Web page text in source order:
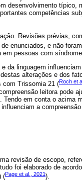
desenvolvimento típico,
competências
Revisões prévias,
enunciados, e não
pessoas com
da linguagem
alterações e dos
com Trissomia 21 (Roch et
leitora pode
em conta o acima
a
revisão de escopo,
foi elaborado de
(Page et al., 2021).